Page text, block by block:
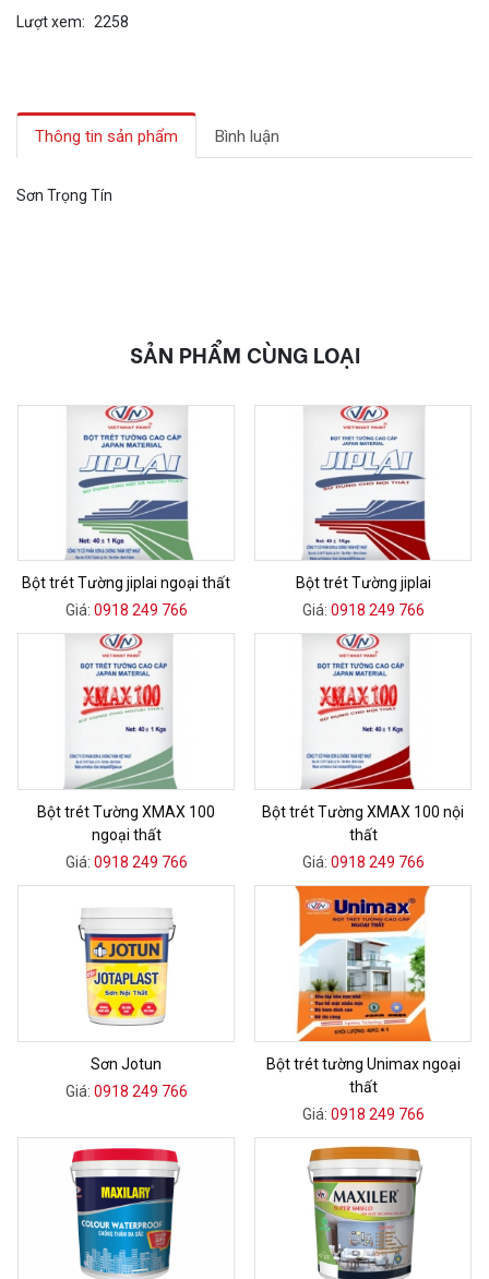
Lượt xem: 2258
Thông tin sản phẩm Bình luận
Sơn Trọng Tín
SẢN PHẨM CÙNG LOẠI
Bột trét Tường jiplai ngoại thất
Giá: 0918 249 766
Bột trét Tường jiplai
Giá: 0918 249 766
Bột trét Tường XMAX 100
ngoại thất
Giá: 0918 249 766
Bột trét Tường XMAX 100 nội
thất
Giá: 0918 249 766
Sơn Jotun
Giá: 0918 249 766
Bột trét tường Unimax ngoại
thất
Giá: 0918 249 766